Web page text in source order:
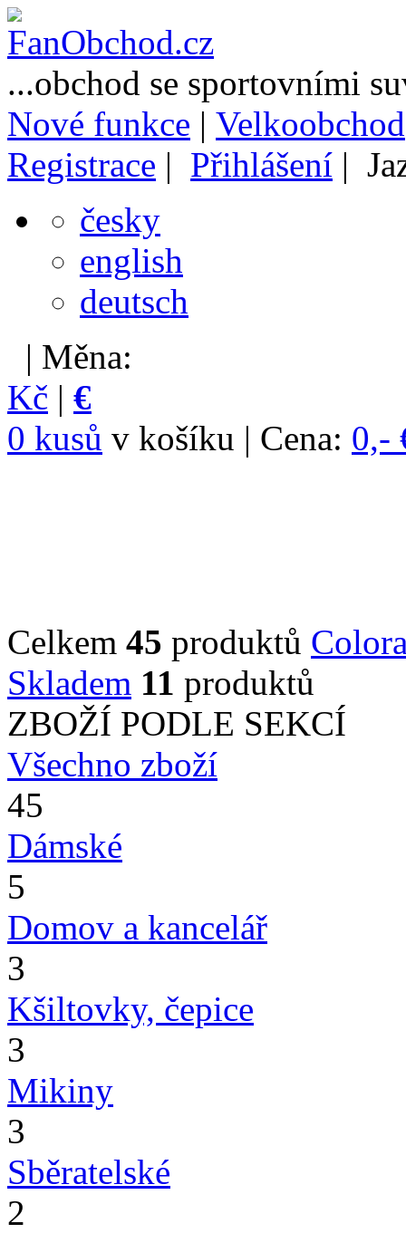
...obchod se sportovními
Nové funkce | Velkoobchod
Registrace | Přihlášení |
česky
english
deutsch
| Měna:
Kč | €
0 kusů v košíku | Cena: 0,-
Celkem 45 produktů
Skladem 11 produktů
ZBOŽÍ PODLE SEKCÍ
Všechno zboží
45
Dámské
5
Domov a kancelář
3
Kšiltovky, čepice
3
Mikiny
3
Sběratelské
2